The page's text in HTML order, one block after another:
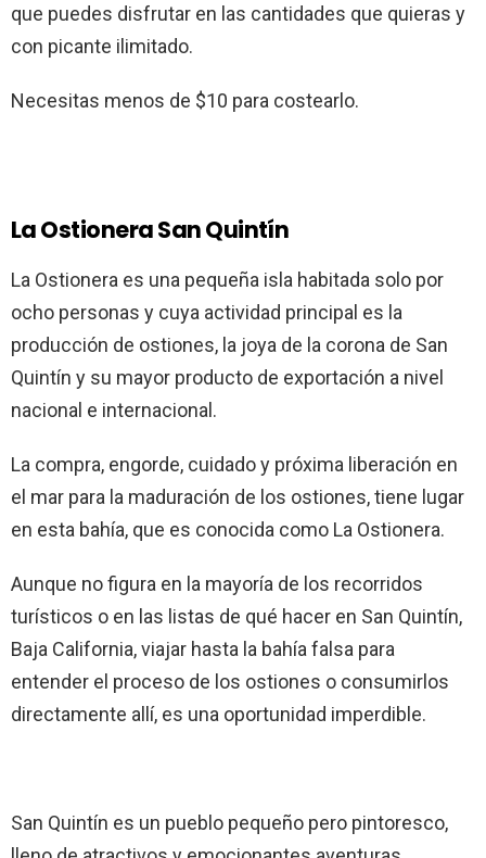
que puedes disfrutar en las cantidades que quieras y
con picante ilimitado.
Necesitas menos de $10 para costearlo.
La Ostionera San Quintín
La Ostionera es una pequeña isla habitada solo por
ocho personas y cuya actividad principal es la
producción de ostiones, la joya de la corona de San
Quintín y su mayor producto de exportación a nivel
nacional e internacional.
La compra, engorde, cuidado y próxima liberación en
el mar para la maduración de los ostiones, tiene lugar
en esta bahía, que es conocida como La Ostionera.
Aunque no figura en la mayoría de los recorridos
turísticos o en las listas de qué hacer en San Quintín,
Baja California, viajar hasta la bahía falsa para
entender el proceso de los ostiones o consumirlos
directamente allí, es una oportunidad imperdible.
San Quintín es un pueblo pequeño pero pintoresco,